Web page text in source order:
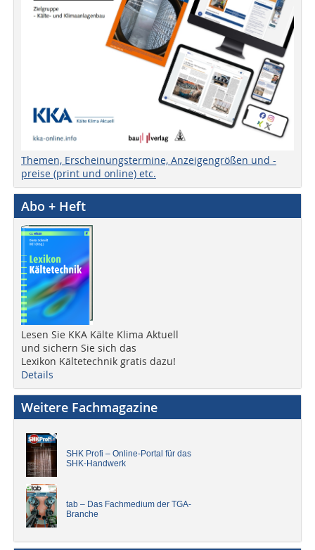
Themen, Erscheinungstermine, Anzeigengrößen und -
preise (print und online) etc.
Abo + Heft
Lesen Sie KKA Kälte Klima Aktuell
und sichern Sie sich das
Lexikon Kältetechnik gratis dazu!
Details
Weitere Fachmagazine
SHK Profi – Online-Portal für das
SHK-Handwerk
tab – Das Fachmedium der TGA-
Branche